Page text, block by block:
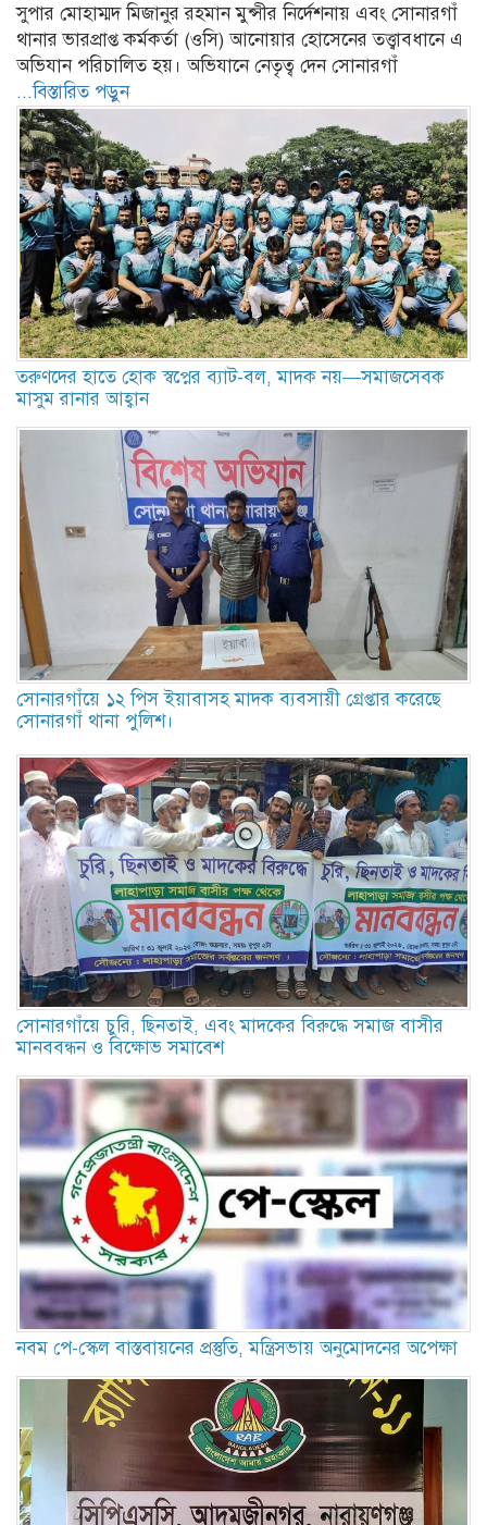
সুপার মোহাম্মদ মিজানুর রহমান মুন্সীর নির্দেশনায় এবং সোনারগাঁ
থানার ভারপ্রাপ্ত কর্মকর্তা (ওসি) আনোয়ার হোসেনের তত্ত্বাবধানে এ
অভিযান পরিচালিত হয়। অভিযানে নেতৃত্ব দেন সোনারগাঁ
...বিস্তারিত পড়ুন
তরুণদের হাতে হোক স্বপ্নের ব্যাট-বল, মাদক নয়—সমাজসেবক
মাসুম রানার আহ্বান
সোনারগাঁয়ে ১২ পিস ইয়াবাসহ মাদক ব্যবসায়ী গ্রেপ্তার করেছে
সোনারগাঁ থানা পুলিশ।
সোনারগাঁয়ে চুরি, ছিনতাই, এবং মাদকের বিরুদ্ধে সমাজ বাসীর
মানববন্ধন ও বিক্ষোভ সমাবেশ
নবম পে-স্কেল বাস্তবায়নের প্রস্তুতি, মন্ত্রিসভায় অনুমোদনের অপেক্ষা